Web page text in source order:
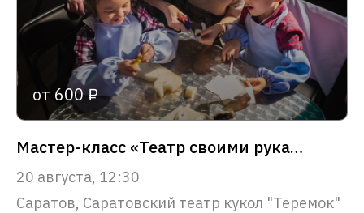
от 600 ₽
Мастер-класс «Театр своими руками»
20 августа, 12:30
Саратов, Саратовский театр кукол "Теремок"